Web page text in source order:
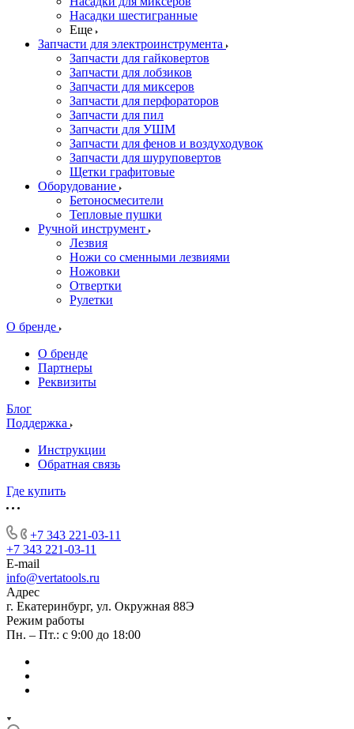
Насадки шестигранные
Еще
Запчасти для электроинструмента
Запчасти для гайковертов
Запчасти для лобзиков
Запчасти для миксеров
Запчасти для перфораторов
Запчасти для пил
Запчасти для УШМ
Запчасти для фенов и воздуходувок
Запчасти для шуруповертов
Щетки графитовые
Оборудование
Бетоносмесители
Тепловые пушки
Ручной инструмент
Лезвия
Ножи со сменными лезвиями
Ножовки
Отвертки
Рулетки
О бренде
О бренде
Партнеры
Реквизиты
Блог
Поддержка
Инструкции
Обратная связь
Где купить
+7 343 221-03-11
+7 343 221-03-11
E-mail
info@vertatools.ru
Адрес
г. Екатеринбург, ул. Окружная 88Э
Режим работы
Пн. – Пт.: с 9:00 до 18:00